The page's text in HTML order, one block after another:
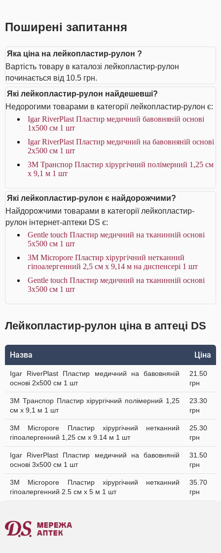
Поширені запитання
Яка ціна на лейкопластир-рулон ?
Вартість товару в каталозі лейкопластир-рулон
починається від 10.5 грн.
Які лейкопластир-рулон найдешевші?
Недорогими товарами в категорії лейкопластир-рулон є:
Igar RiverPlast Пластир медичний бавовняній основі
1х500 см 1 шт
Igar RiverPlast Пластир медичний на бавовняній основі
2х500 см 1 шт
3M Транспор Пластир хірургічний полімерний 1,25 см
х 9,1 м 1 шт
Які лейкопластир-рулон є найдорожчими?
Найдорожчими товарами в категорії лейкопластир-
рулон інтернет-аптеки DS є:
Gentle touch Пластир медичний на тканинній основі
5х500 см 1 шт
3M Micropore Пластир хірургічний нетканний
гіпоалергенний 2,5 см х 9,14 м на диспенсері 1 шт
Gentle touch Пластир медичний на тканинній основі
3х500 см 1 шт
Лейкопластир-рулон ціна в аптеці DS
Назва Ціна
Igar RiverPlast Пластир медичний на бавовняній
основі 2х500 см 1 шт
21.50
грн
3M Транспор Пластир хірургічний полімерний 1,25
см х 9,1 м 1 шт
23.30
грн
3M Micropore Пластир хірургічний нетканний
гіпоалергенний 1,25 см х 9.14 м 1 шт
25.30
грн
Igar RiverPlast Пластир медичний на бавовняній
основі 3х500 см 1 шт
31.50
грн
3M Micropore Пластир хірургічний нетканний
гіпоалергенний 2.5 см х 5 м 1 шт
35.70
грн